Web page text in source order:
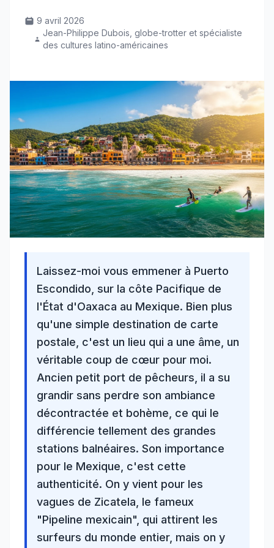
9 avril 2026
Jean-Philippe Dubois, globe-trotter et spécialiste
des cultures latino-américaines
Laissez-moi vous emmener à Puerto
Escondido, sur la côte Pacifique de
l'État d'Oaxaca au Mexique. Bien plus
qu'une simple destination de carte
postale, c'est un lieu qui a une âme, un
véritable coup de cœur pour moi.
Ancien petit port de pêcheurs, il a su
grandir sans perdre son ambiance
décontractée et bohème, ce qui le
différencie tellement des grandes
stations balnéaires. Son importance
pour le Mexique, c'est cette
authenticité. On y vient pour les
vagues de Zicatela, le fameux
"Pipeline mexicain", qui attirent les
surfeurs du monde entier, mais on y